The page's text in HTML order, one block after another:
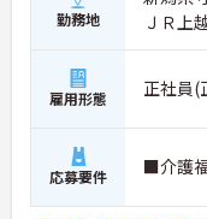
勤務地
ＪＲ上
雇用形態 正社員(
応募要件 ■介護